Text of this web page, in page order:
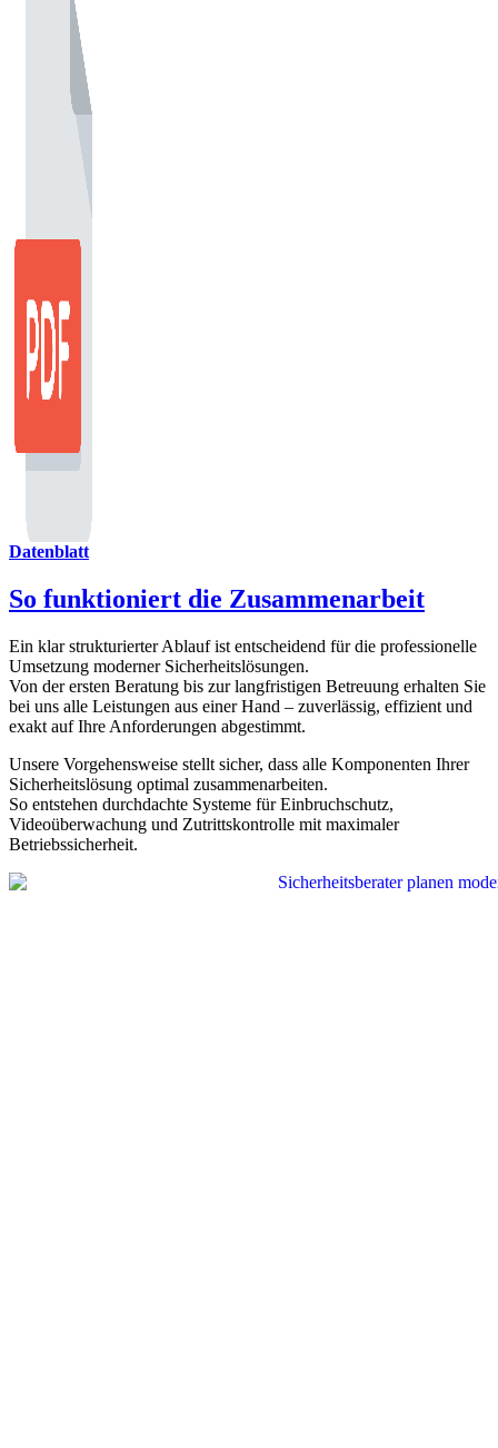
Datenblatt
So funktioniert die Zusammenarbeit
Ein klar strukturierter Ablauf ist entscheidend für die professionelle
Umsetzung moderner Sicherheitslösungen.
Von der ersten Beratung bis zur langfristigen Betreuung erhalten Sie
bei uns alle Leistungen aus einer Hand – zuverlässig, effizient und
exakt auf Ihre Anforderungen abgestimmt.
Unsere Vorgehensweise stellt sicher, dass alle Komponenten Ihrer
Sicherheitslösung optimal zusammenarbeiten.
So entstehen durchdachte Systeme für Einbruchschutz,
Videoüberwachung und Zutrittskontrolle mit maximaler
Betriebssicherheit.